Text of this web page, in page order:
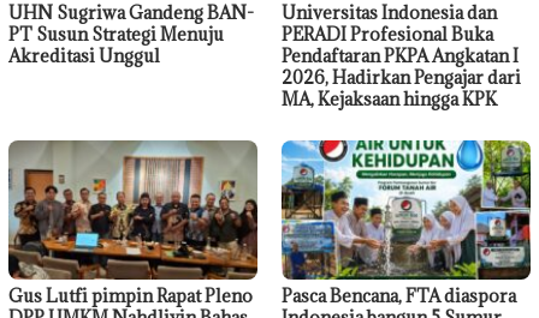
UHN Sugriwa Gandeng BAN-
PT Susun Strategi Menuju
Akreditasi Unggul
Universitas Indonesia dan
PERADI Profesional Buka
Pendaftaran PKPA Angkatan I
2026, Hadirkan Pengajar dari
MA, Kejaksaan hingga KPK
Gus Lutfi pimpin Rapat Pleno
Pasca Bencana, FTA diaspora